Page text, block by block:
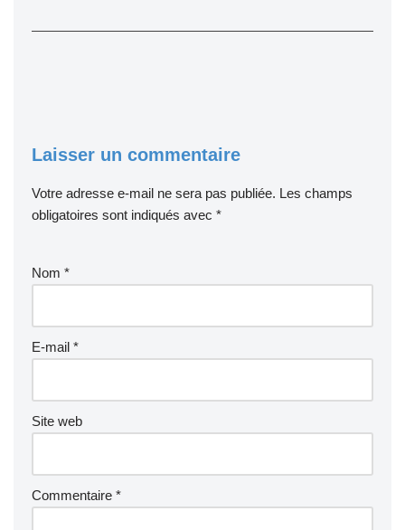
Laisser un commentaire
Votre adresse e-mail ne sera pas publiée. Les champs
obligatoires sont indiqués avec *
Nom *
E-mail *
Site web
Commentaire *